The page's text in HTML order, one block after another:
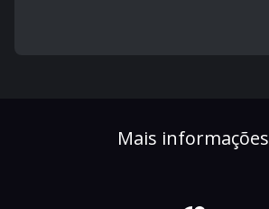
Mais informações